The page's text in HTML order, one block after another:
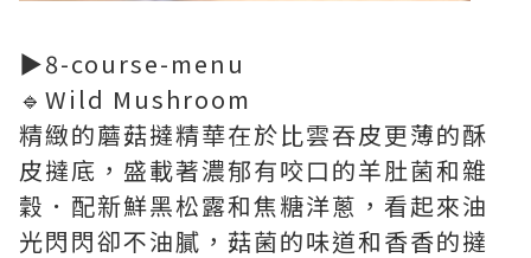
▶8-course-menu
🔹Wild Mushroom
精緻的蘑菇撻精華在於比雲吞皮更薄的酥
皮撻底，盛載著濃郁有咬口的羊肚菌和雜
穀．配新鮮黑松露和焦糖洋蔥，看起來油
光閃閃卻不油膩，菇菌的味道和香香的撻